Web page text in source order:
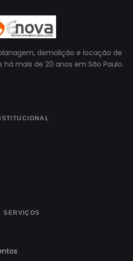
demolição e locação de
mais de 20 anos em São Paulo.
SERVIÇOS